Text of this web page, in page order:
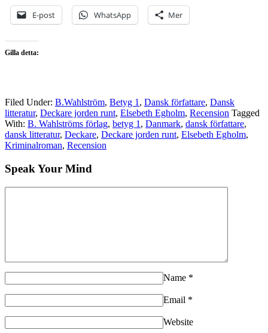
E-post WhatsApp Mer
Gilla detta:
Filed Under: B.Wahlström, Betyg 1 , Dansk författare, Dansk
litteratur, Deckare jorden runt, Elsebeth Egholm, Recension Tagged
With: B. Wahlströms förlag, betyg 1 , Danmark, dansk författare,
dansk litteratur, Deckare, Deckare jorden runt, Elsebeth Egholm,
Kriminalroman, Recension
Speak Your Mind
Name *
Email *
Website